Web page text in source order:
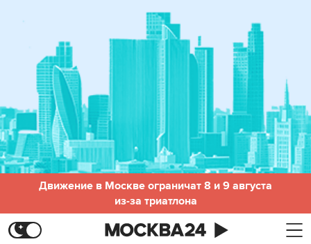
Движение в Москве ограничат 8 и 9 августа
из-за триатлона